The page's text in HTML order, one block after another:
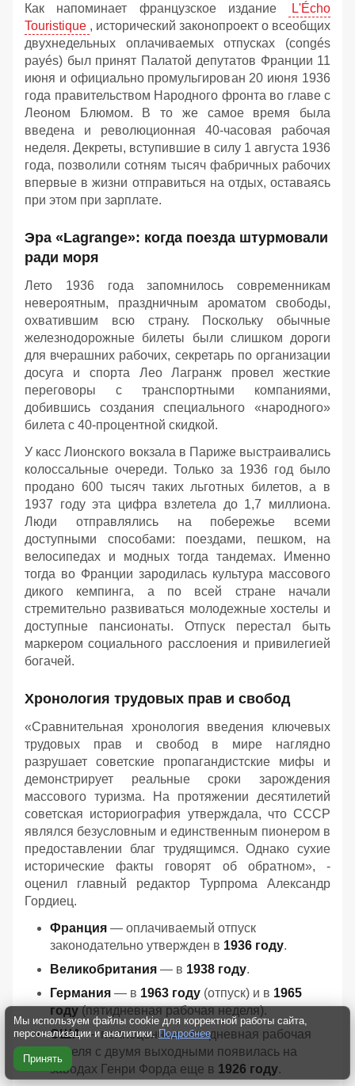
Как напоминает французское издание
L'Écho
Touristique , исторический законопроект о всеобщих
двухнедельных оплачиваемых отпусках (congés
payés) был принят Палатой депутатов Франции 11
июня и официально промульгирован 20 июня 1936
года правительством Народного фронта во главе с
Леоном Блюмом. В то же самое время была
введена и революционная 40-часовая рабочая
неделя. Декреты, вступившие в силу 1 августа 1936
года, позволили сотням тысяч фабричных рабочих
впервые в жизни отправиться на отдых, оставаясь
при этом при зарплате.
Эра «Lagrange»: когда поезда штурмовали
ради моря
Лето 1936 года запомнилось современникам
невероятным, праздничным ароматом свободы,
охватившим всю страну. Поскольку обычные
железнодорожные билеты были слишком дороги
для вчерашних рабочих, секретарь по организации
досуга и спорта Лео Лагранж провел жесткие
переговоры с транспортными компаниями,
добившись создания специального «народного»
билета с 40-процентной скидкой.
У касс Лионского вокзала в Париже выстраивались
колоссальные очереди. Только за 1936 год было
продано 600 тысяч таких льготных билетов, а в
1937 году эта цифра взлетела до 1,7 миллиона.
Люди отправлялись на побережье всеми
доступными способами: поездами, пешком, на
велосипедах и модных тогда тандемах. Именно
тогда во Франции зародилась культура массового
дикого кемпинга, а по всей стране начали
стремительно развиваться молодежные хостелы и
доступные пансионаты. Отпуск перестал быть
маркером социального расслоения и привилегией
богачей.
Хронология трудовых прав и свобод
«Сравнительная хронология введения ключевых
трудовых прав и свобод в мире наглядно
разрушает советские пропагандистские мифы и
демонстрирует реальные сроки зарождения
массового туризма. На протяжении десятилетий
советская историография утверждала, что СССР
являлся безусловным и единственным пионером в
предоставлении благ трудящимся. Однако сухие
исторические факты говорят об обратном», -
оценил главный редактор Турпрома Александр
Гордиец.
Франция — оплачиваемый отпуск
законодательно утвержден в 1936 году.
Великобритания — в 1938 году.
Германия — в 1963 году (отпуск) и в 1965
году(пятидневная рабочая неделя).
США— полноценная пятидневная рабочая
неделя с двумя выходными появилась на
заводах Генри Форда еще в 1926 году.
Мы используем файлы cookie для корректной работы сайта,
персонализации и аналитики. Подробнее
Принять